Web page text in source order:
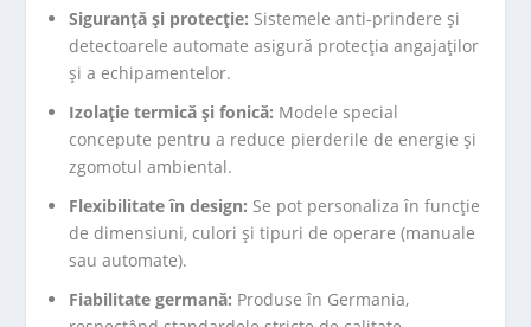
Siguranță și protecție: Sistemele anti-prindere și
detectoarele automate asigură protecția angajaților
și a echipamentelor.
Izolație termică și fonică: Modele special
concepute pentru a reduce pierderile de energie și
zgomotul ambiental.
Flexibilitate în design: Se pot personaliza în funcție
de dimensiuni, culori și tipuri de operare (manuale
sau automate).
Fiabilitate germană: Produse în Germania,